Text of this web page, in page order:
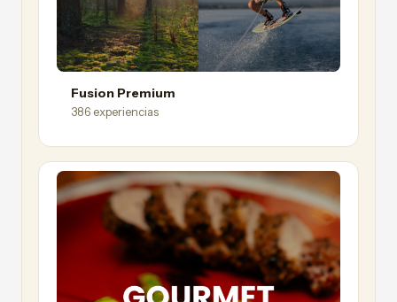
Fusion Premium
386 experiencias